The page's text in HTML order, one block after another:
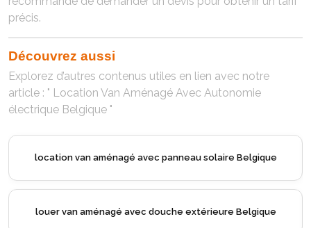
précis.
Découvrez aussi
Explorez d’autres contenus utiles en lien avec notre
article : " Location Van Aménagé Avec Autonomie
électrique Belgique "
Belgique
Belgique
Financement de motorhome
Financement de motorhome d'occasion
Ans